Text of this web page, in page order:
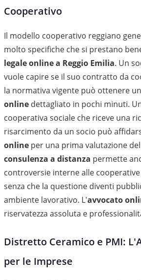
Cooperativo
Il modello cooperativo reggiano
molto specifiche che si prestano
legale online a Reggio Emilia. Un
vuole capire se il suo contratto da
la normativa vigente può ottenere un
online dettagliato in pochi minuti.
cooperativa sociale che riceve una
risarcimento da un socio può
online per una prima valutazione
consulenza a distanza permette
controversie interne alle
senza che la questione diventi
ambiente lavorativo. L'avvocato
riservatezza assoluta e
Distretto Ceramico e PMI:
per le Imprese